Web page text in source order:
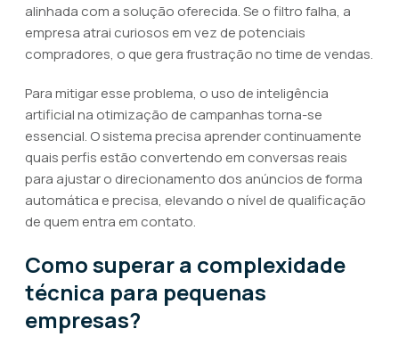
alinhada com a solução oferecida. Se o filtro falha, a
empresa atrai curiosos em vez de potenciais
compradores, o que gera frustração no time de vendas.
Para mitigar esse problema, o uso de inteligência
artificial na otimização de campanhas torna-se
essencial. O sistema precisa aprender continuamente
quais perfis estão convertendo em conversas reais
para ajustar o direcionamento dos anúncios de forma
automática e precisa, elevando o nível de qualificação
de quem entra em contato.
Como superar a complexidade
técnica para pequenas
empresas?